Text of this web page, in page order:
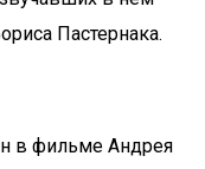
Пастернака.
в фильме Андрея